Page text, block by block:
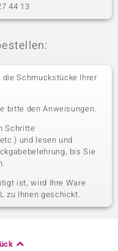
44 13
Schmuckstücke Ihrer
bitte den Anweisungen.
Schritte
und lesen und
bis Sie
ist, wird Ihre Ware
zu Ihnen geschickt.